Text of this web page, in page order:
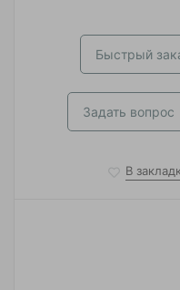
Быстрый
Задать вопрос
В